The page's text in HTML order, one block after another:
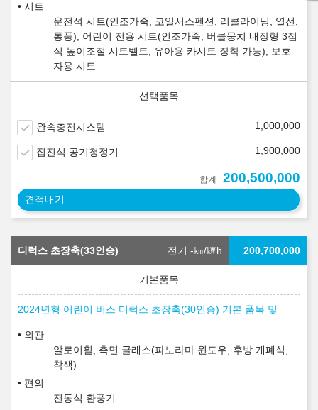
시트
운전석 시트(인조가죽, 코일서스펜션, 리클라이닝, 열선,
통풍), 어린이 전용 시트(인조가죽, 버클뭉치 내장형 3점
식 높이조절 시트벨트, 유아용 카시트 장착 가능), 보호
자용 시트
완속충전시스템 1,000,000
집진식 공기청정기 1,900,000
합계 200,500,000
견적내기
디럭스 초장축(33인승) 전기 -㎞/㎾h 200,700,000
2024년형 어린이 버스 디럭스 초장축(30인승) 기본 품목 및
외관
알로이휠, 측면 글래스(파노라마 윈도우, 후방 개폐식,
착색)
편의
전동식 환풍기